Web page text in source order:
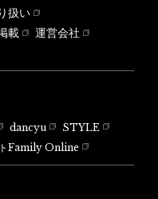
扱い
載
運営会社
dancyu
STYLE
トFamily Online